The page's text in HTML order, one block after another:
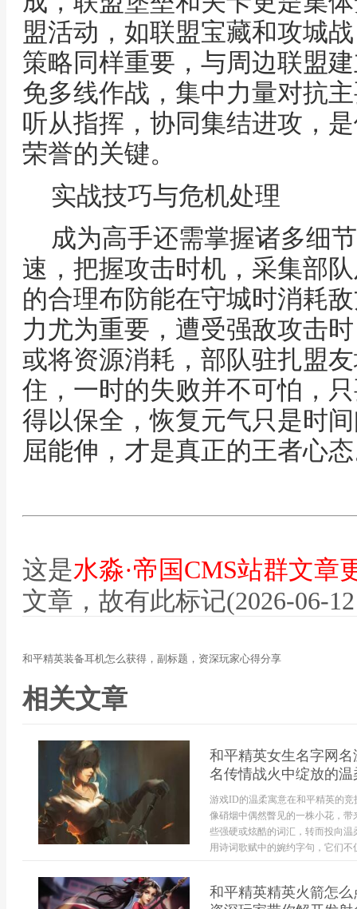
盟活动，如联盟宝藏和攻城
策略同样重要，与周边联盟
免多线作战，集中力量对抗
听从指挥，协同集结进攻，
荣誉的关键。
实战技巧与危机处理
成为高手还需掌握诸多细
速，把握攻击时机，采集部
的合理布防能在守城时消耗
力尤为重要，遭受强敌攻击
或将资源消耗，部队驻扎盟
住，一时的失败并不可怕，
得以保全，恢复元气只是时
屈能伸，才是真正的王者心
这是水淼·帝国CMS站群文章
文章，故有此标记(2026-06-
和平精英装备耳机怎么获得，副标题，资深玩家心得分享
相关文章
和平精英女生名字网
名传情战火中绽放的温
游戏ID的温柔寓意在和平精英的
像硝烟中偶然瞥见的一株小花，
些强硬或炫酷的词汇，转而投向温
用诗词歌赋中的婉约字句，它们
和平精英精英火箭怎